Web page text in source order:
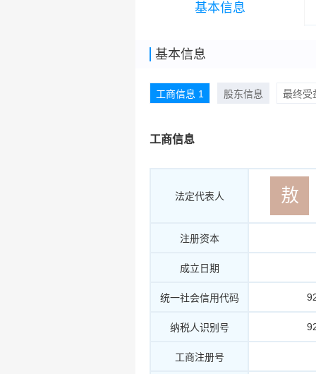
基本信息
基本信息
工商信息 1 股东信息 最终受
工商信息
法定代表人 敖
注册资本
成立日期
统一社会信用代码
纳税人识别号
工商注册号